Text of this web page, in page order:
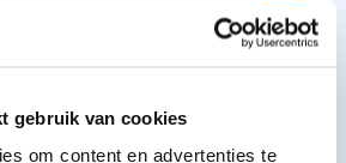
gebruik van cookies
om content en advertenties te